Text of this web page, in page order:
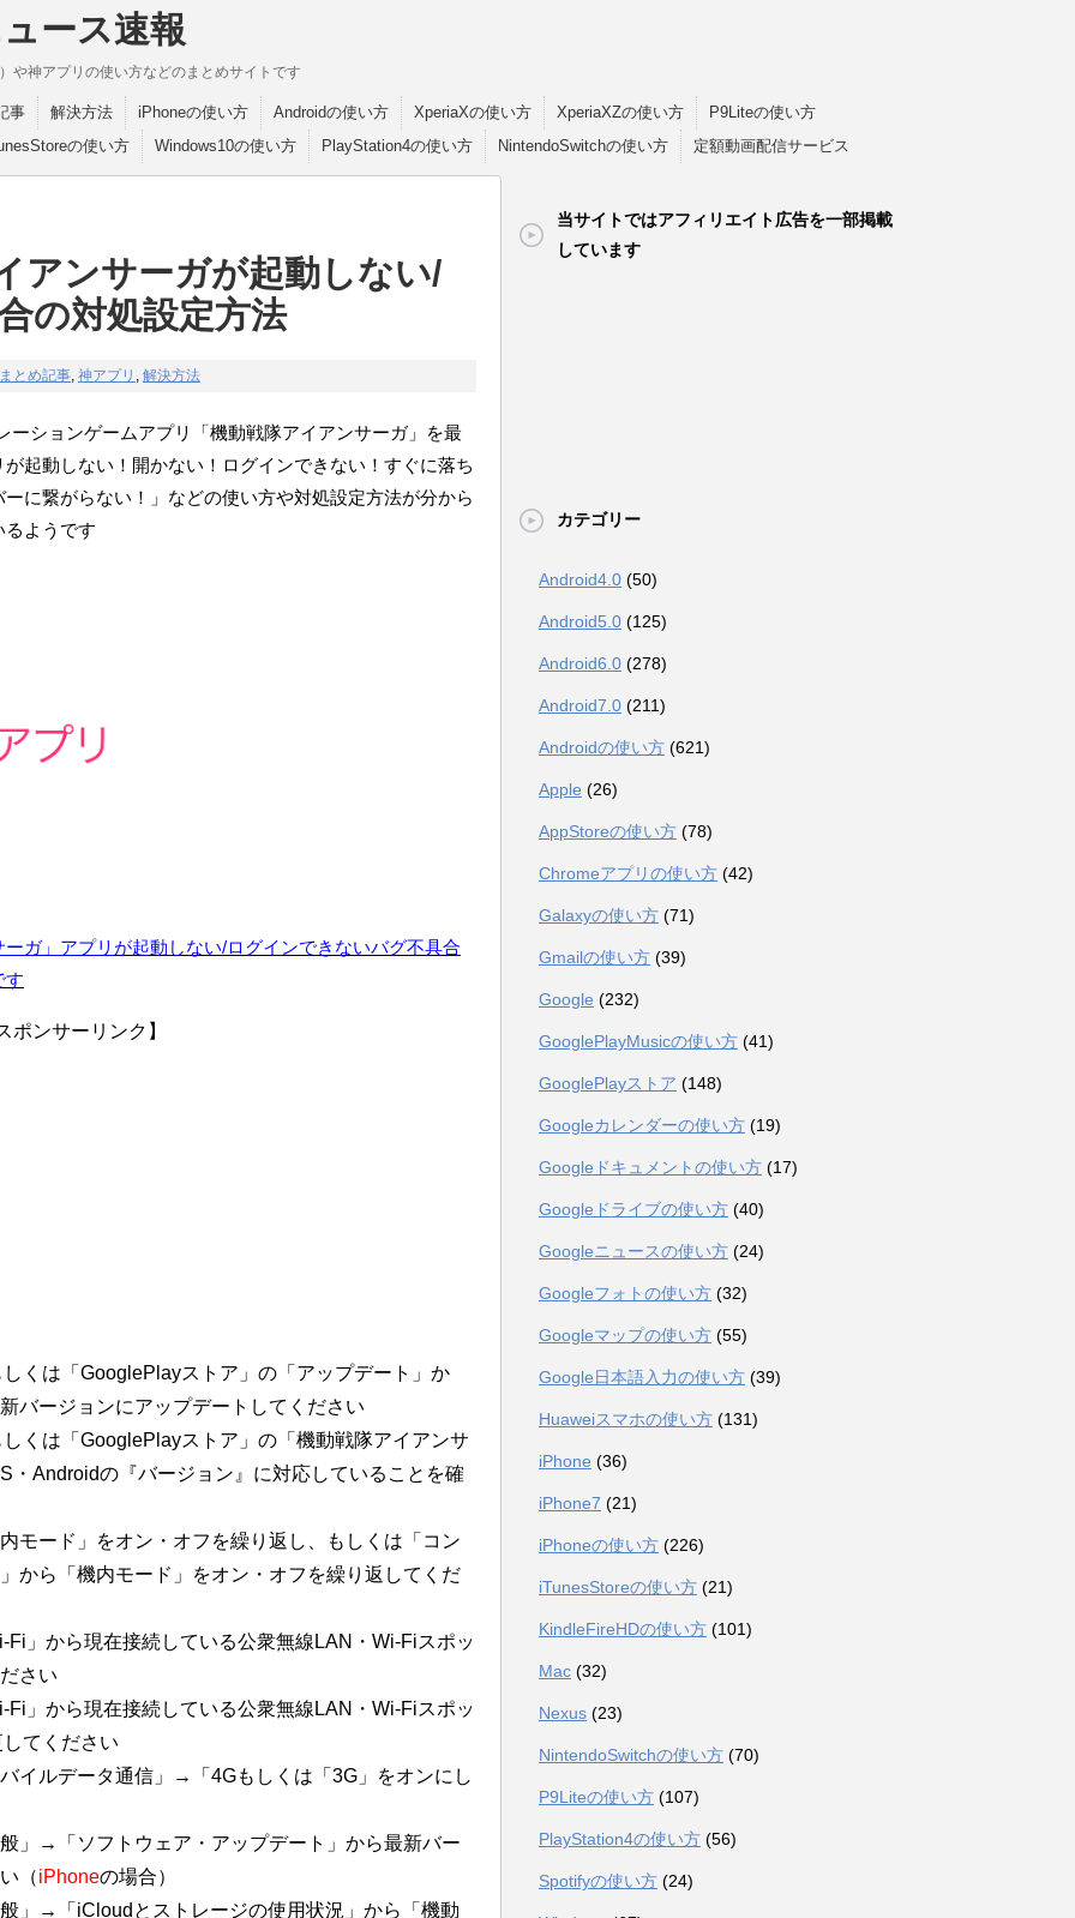
ース速報
や神アプリの使い方などのまとめサイトです
事 解決方法 iPhoneの使い方 Androidの使い方 XperiaXの使い方 XperiaXZの使い方
P9Liteの使い方
の使い方
Windows10の使い方 PlayStation4の使い方 NintendoSwitchの使い方 定額動画配信サービス
アンサーガが起動しない/
の対処設定方法
まとめ記事, 神アプリ , 解決方法
ションゲームアプリ「機動戦隊アイアンサーガ」を最
起動しない！開かない！ログインできない！すぐに落ち
に繋がらない！」などの使い方や対処設定方法が分から
ようです
ガ」アプリ が起動しない/ログインできないバグ不具合
す
ポンサーリンク】
くは「GooglePlayストア」の「アップデート」か
バージョンにアップデートしてください
くは「GooglePlayストア」の「機動戦隊アイアンサ
・Androidの『バージョン』に対応していることを確
ード」をオン・オフを繰り返し、もしくは「コン
から「機内モード」をオン・オフを繰り返してくだ
」から現在接続している公衆無線LAN・Wi-Fiスポッ
さい
」から現在接続している公衆無線LAN・Wi-Fiスポッ
てください
イルデータ通信」→「4Gもしくは「3G」をオンにし
」→「ソフトウェア・アップデート」から最新バー
（iPhoneの場合）
」→「iCloudとストレージの使用状況」から「機動
当サイトではアフィリエイト広告を一部掲載
しています
カテゴリー
Android4.0 (50)
Android5.0 (125)
Android6.0 (278)
Android7.0 (211)
Androidの使い方 (621)
Apple (26)
AppStoreの使い方 (78)
Chromeアプリの使い方 (42)
Galaxyの使い方 (71)
Gmailの使い方 (39)
Google (232)
GooglePlayMusicの使い方 (41)
GooglePlayストア (148)
Googleカレンダーの使い方 (19)
Googleドキュメントの使い方 (17)
Googleドライブの使い方 (40)
Googleニュースの使い方 (24)
Googleフォトの使い方 (32)
Googleマップの使い方 (55)
Google日本語入力の使い方 (39)
Huaweiスマホの使い方 (131)
iPhone (36)
iPhone7 (21)
iPhoneの使い方 (226)
iTunesStoreの使い方 (21)
KindleFireHDの使い方 (101)
Mac (32)
Nexus (23)
NintendoSwitchの使い方 (70)
P9Liteの使い方 (107)
PlayStation4の使い方 (56)
Spotifyの使い方 (24)